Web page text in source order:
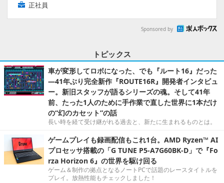
正社員
Sponsored by
トピックス
車が変形してロボになった、でも『ルート16』だった
―41年ぶり完全新作『ROUTE16R』開発者インタビュ
ー。新旧スタッフが語るシリーズの魂。そして41年
前、たった1人のために手作業で直した世界に1本だけ
の“幻のカセット”の話
長い時を経て受け継がれる過去と、新たに生まれるものとは。
ゲームプレイも録画配信もこれ1台。AMD Ryzen™ AI
プロセッサ搭載の「G TUNE P5-A7G60BK-D」で『Fo
rza Horizon 6』の世界を駆け回る
ゲーム＆制作の拠点となるノートPCで話題のレースタイトルを
プレイ。放熱性能もチェックしました！